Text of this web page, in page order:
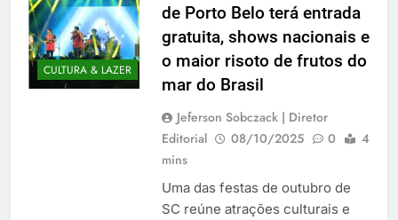
CULTURA & LAZER
de Porto Belo terá entrada
gratuita, shows nacionais e
o maior risoto de frutos do
mar do Brasil
Jeferson Sobczack | Diretor
Editorial
08/10/2025 0
4
mins
Uma das festas de outubro de
SC reúne atrações culturais e